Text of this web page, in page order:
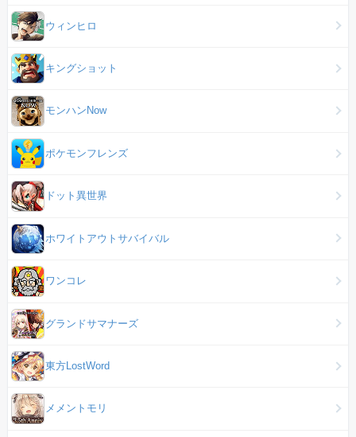
ウィンヒロ
キングショット
モンハンNow
ポケモンフレンズ
ドット異世界
ホワイトアウトサバイバル
ワンコレ
グランドサマナーズ
東方LostWord
メメントモリ